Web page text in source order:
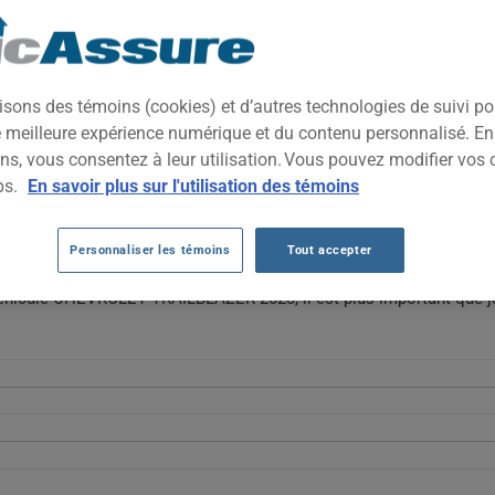
compact urbain, pensé pour les conducteurs recherchant
raisonnable en font un choix pratique pour la conduite
TRAILBLAZER 2023 AU FIL
s'élevait à 6599 $, un montant nettement supérieur aux
de 1378 $ à 1590 $ en 2026, soit une hausse progressive
CHEVROLET TRAILBLAZER 2023, il est plus important
des témoins (cookies) et d’autres technologies de suivi
expérience numérique et du contenu personnalisé.
vous consentez à leur utilisation. Vous pouvez modifier vos
En savoir plus sur l'utilisation des témoins
Personnaliser les témoins Tout accepter